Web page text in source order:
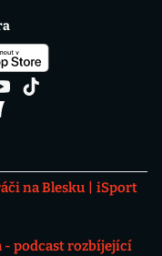
na Blesku
iSport
- podcast rozbíjející